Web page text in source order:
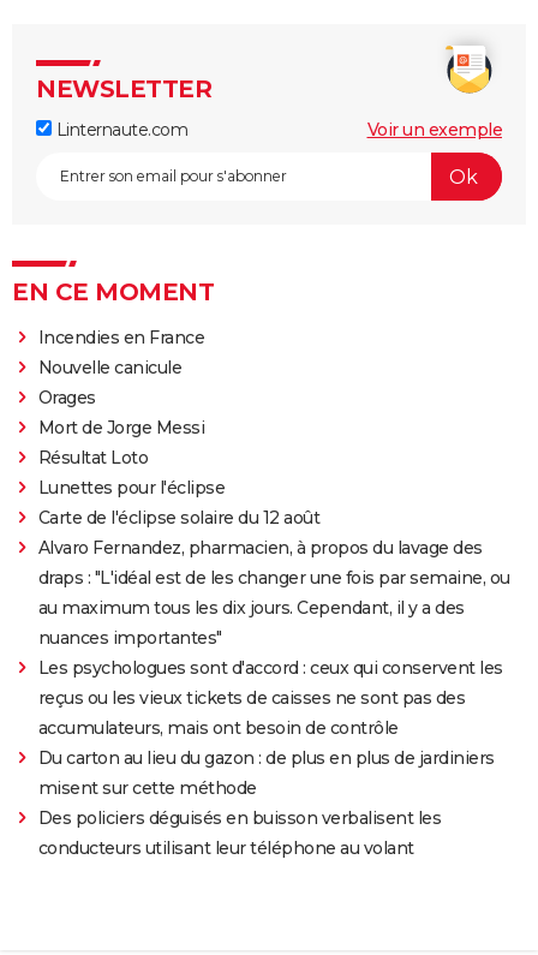
NEWSLETTER
Linternaute.com Voir un exemple
EN CE MOMENT
Incendies en France
Nouvelle canicule
Orages
Mort de Jorge Messi
Résultat Loto
Lunettes pour l'éclipse
Carte de l'éclipse solaire du 12 août
Alvaro Fernandez, pharmacien, à propos du lavage des
draps : "L'idéal est de les changer une fois par semaine, ou
au maximum tous les dix jours. Cependant, il y a des
nuances importantes"
Les psychologues sont d'accord : ceux qui conservent les
reçus ou les vieux tickets de caisses ne sont pas des
accumulateurs, mais ont besoin de contrôle
Du carton au lieu du gazon : de plus en plus de jardiniers
misent sur cette méthode
Des policiers déguisés en buisson verbalisent les
conducteurs utilisant leur téléphone au volant